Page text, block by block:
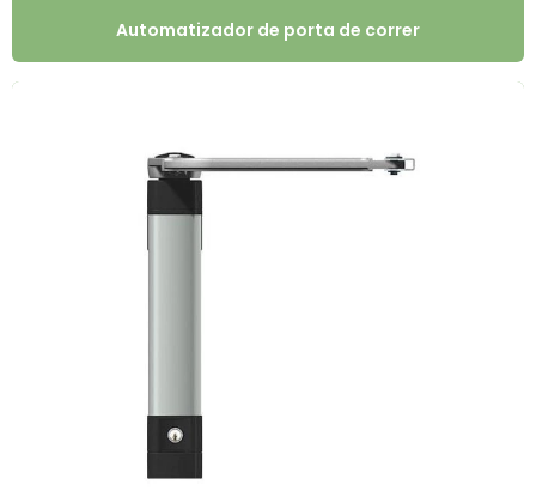
Automatizador de porta de correr